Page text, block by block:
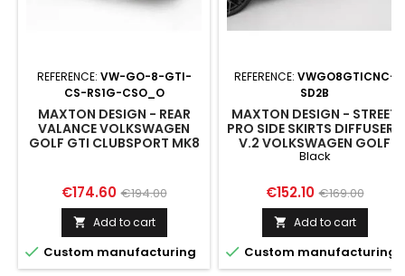
REFERENCE: VW-GO-8-GTI-
CS-RS1G-CSO_O
MAXTON DESIGN - REAR
VALANCE VOLKSWAGEN
GOLF GTI CLUBSPORT MK8
Price
€174.60 Regular
price
€194.00
 Add to cart
 Custom manufacturing
REFERENCE: VWGO8GTICNC-
SD2B
MAXTON DESIGN - STREET
PRO SIDE SKIRTS DIFFUSERS
V.2 VOLKSWAGEN GOLF
GTI / GTE / GTI CLUBSPORT
Black
Price
€152.10 Regular
price
€169.00
 Add to cart
 Custom manufacturing